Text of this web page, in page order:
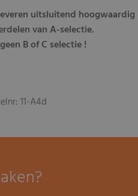
uitsluitend hoogwaardig
van A-selectie.
B of C selectie !
11-A4d